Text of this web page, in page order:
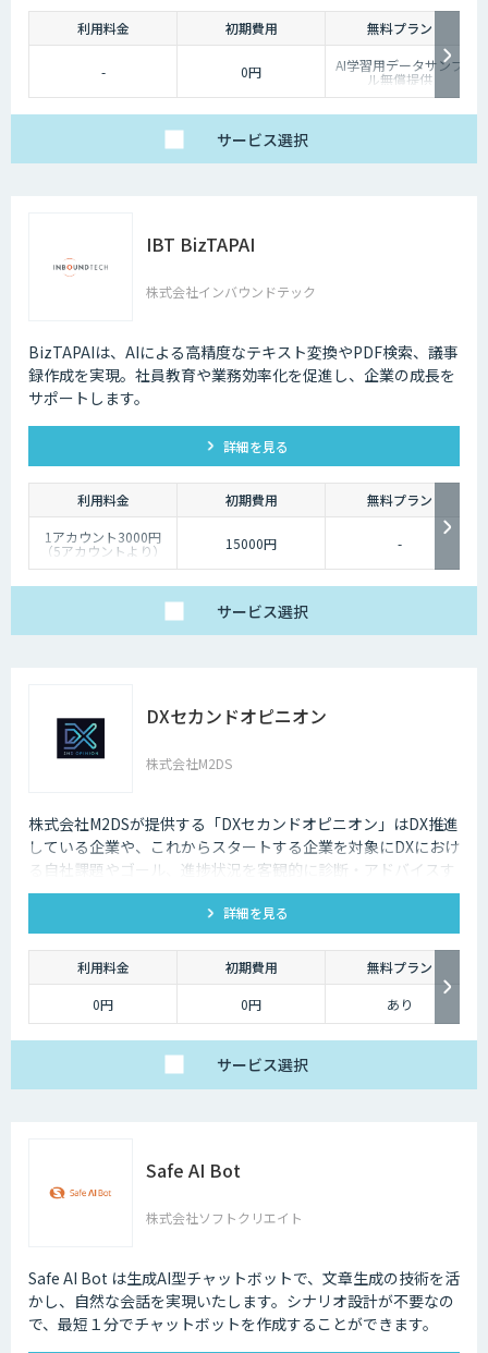
利用料金 初期費用 無料プラン
- 0円 AI学習用データサンプ
ル無償提供
サービス選択
IBT BizTAPAI
株式会社インバウンドテック
BizTAPAIは、AIによる高精度なテキスト変換やPDF検索、議事
録作成を実現。社員教育や業務効率化を促進し、企業の成長を
サポートします。
詳細を見る
利用料金 初期費用
無料プラン
1アカウント3000円
（5アカウントより） 15000円 -
サービス選択
DXセカンドオピニオン
株式会社M2DS
株式会社M2DSが提供する「DXセカンドオピニオン」はDX推進
している企業や、これからスタートする企業を対象にDXにおけ
る自社課題やゴール、進捗状況を客観的に診断・アドバイスす
るサービスです
詳細を見る
利用料金 初期費用
無料プラン
0円
0円 あり
サービス選択
Safe AI Bot
株式会社ソフトクリエイト
Safe AI Bot は生成AI型チャットボットで、文章生成の技術を活
かし、自然な会話を実現いたします。シナリオ設計が不要なの
で、最短１分でチャットボットを作成することができます。